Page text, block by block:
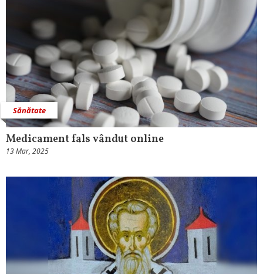
Sănătate
Medicament fals vândut online
13 Mar, 2025